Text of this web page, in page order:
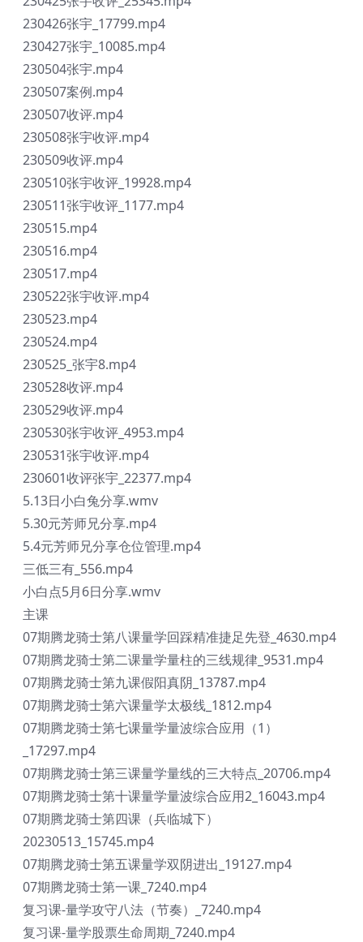
230426张宇_17799.mp4
230427张宇_10085.mp4
230504张宇.mp4
230507案例.mp4
230507收评.mp4
230508张宇收评.mp4
230509收评.mp4
230510张宇收评_19928.mp4
230511张宇收评_1177.mp4
230515.mp4
230516.mp4
230517.mp4
230522张宇收评.mp4
230523.mp4
230524.mp4
230525_张宇8.mp4
230528收评.mp4
230529收评.mp4
230530张宇收评_4953.mp4
230531张宇收评.mp4
230601收评张宇_22377.mp4
5.13日小白兔分享.wmv
5.30元芳师兄分享.mp4
5.4元芳师兄分享仓位管理.mp4
三低三有_556.mp4
小白点5月6日分享.wmv
主课
07期腾龙骑士第八课量学回踩精准捷足先登_4630.mp4
07期腾龙骑士第二课量学量柱的三线规律_9531.mp4
07期腾龙骑士第九课假阳真阴_13787.mp4
07期腾龙骑士第六课量学太极线_1812.mp4
07期腾龙骑士第七课量学量波综合应用（1）
_17297.mp4
07期腾龙骑士第三课量学量线的三大特点_20706.mp4
07期腾龙骑士第十课量学量波综合应用2_16043.mp4
07期腾龙骑士第四课（兵临城下）
20230513_15745.mp4
07期腾龙骑士第五课量学双阴进出_19127.mp4
07期腾龙骑士第一课_7240.mp4
复习课-量学攻守八法（节奏）_7240.mp4
复习课-量学股票生命周期_7240.mp4